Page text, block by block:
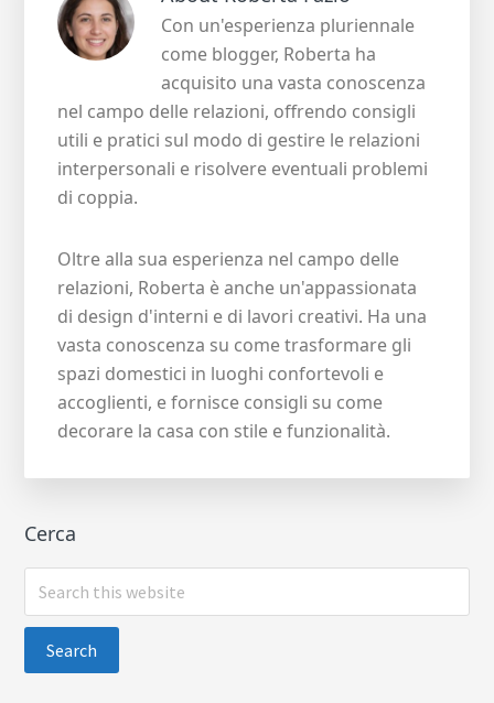
Con un'esperienza pluriennale
come blogger, Roberta ha
acquisito una vasta conoscenza
nel campo delle relazioni, offrendo consigli
utili e pratici sul modo di gestire le relazioni
interpersonali e risolvere eventuali problemi
di coppia.
Oltre alla sua esperienza nel campo delle
relazioni, Roberta è anche un'appassionata
di design d'interni e di lavori creativi. Ha una
vasta conoscenza su come trasformare gli
spazi domestici in luoghi confortevoli e
accoglienti, e fornisce consigli su come
decorare la casa con stile e funzionalità.
Cerca
Search
this